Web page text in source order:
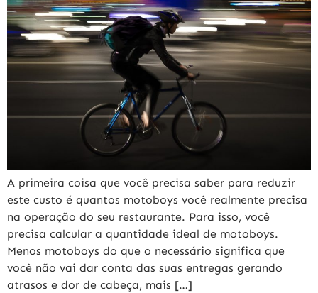
A primeira coisa que você precisa saber para reduzir
este custo é quantos motoboys você realmente precisa
na operação do seu restaurante. Para isso, você
precisa calcular a quantidade ideal de motoboys.
Menos motoboys do que o necessário significa que
você não vai dar conta das suas entregas gerando
atrasos e dor de cabeça, mais […]